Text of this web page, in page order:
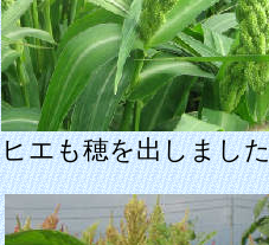
ヒエも穂を出しまし